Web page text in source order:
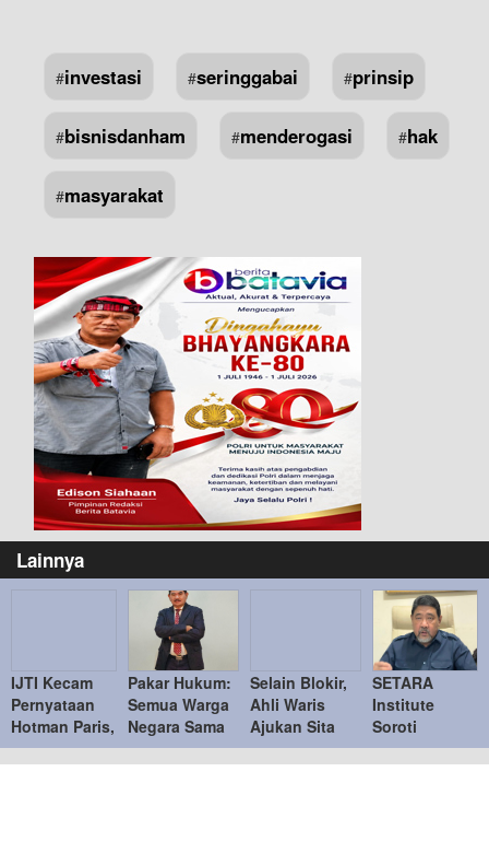
#investasi #seringgabai #prinsip
#bisnisdanham #menderogasi #hak
#masyarakat
Lainnya
IJTI Kecam
Pernyataan
Hotman Paris,
Tegaskan
Menghormati
Pakar Hukum:
Semua Warga
Negara Sama
di Hadapan
Hukum
Selain Blokir,
Ahli Waris
Ajukan Sita
Jaminan
Tanah di Bukit
SETARA
Institute
Soroti
Kejanggalan
Kasus Febrie